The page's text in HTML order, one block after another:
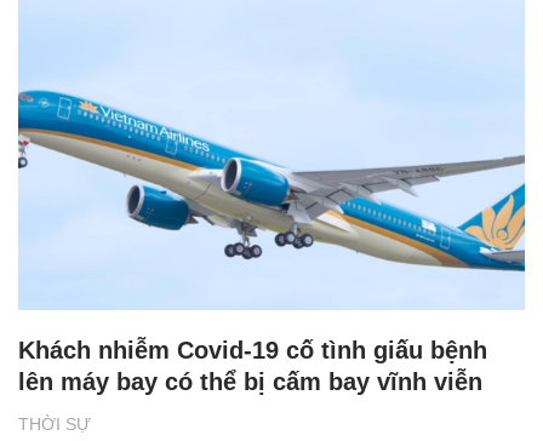
THỜI SỰ
Khách nhiễm Covid-19 cố tình giấu bệnh
lên máy bay có thể bị cấm bay vĩnh viễn